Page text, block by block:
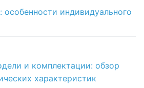
индивидуального
и комплектации: обзор
характеристик